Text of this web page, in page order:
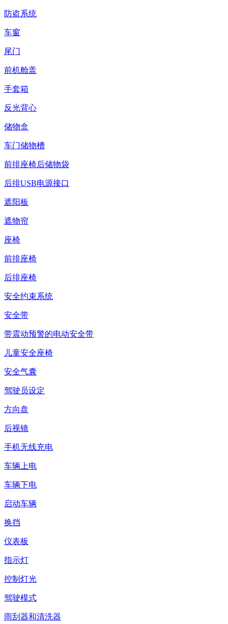
防盗系统
车窗
尾门
前机舱盖
手套箱
反光背心
储物盒
车门储物槽
前排座椅后储物袋
后排USB电源接口
遮阳板
遮物帘
座椅
前排座椅
后排座椅
安全约束系统
安全带
带震动预警的电动安全带
儿童安全座椅
安全气囊
驾驶员设定
方向盘
后视镜
手机无线充电
车辆上电
车辆下电
启动车辆
换挡
仪表板
指示灯
控制灯光
驾驶模式
雨刮器和清洗器